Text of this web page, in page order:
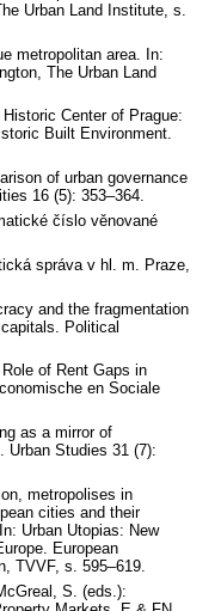
Urban Land Institute, s.
metropolitan area. In:
The Urban Land
Center of Prague:
Built Environment.
of urban governance
16 (5): 353–364.
číslo věnované
správa v hl. m. Praze,
and the fragmentation
Political
of Rent Gaps in
en Sociale
as a mirror of
Urban Studies 31 (7):
metropolises in
cities and their
Urban Utopias: New
European
TVVF, s. 595–619.
S. (eds.):